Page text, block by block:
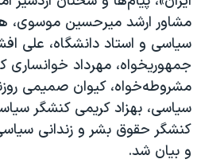
مشاور ارشد میرحسین موسوی،
سیاسی و استاد دانشگاه، علی
جمهوریخواه، مهرداد
مشروطه‌خواه، کیوان صمیمی
سیاسی، بهزاد کریمی کنشگر
کنشگر حقوق بشر و زندانی
و بیان شد.